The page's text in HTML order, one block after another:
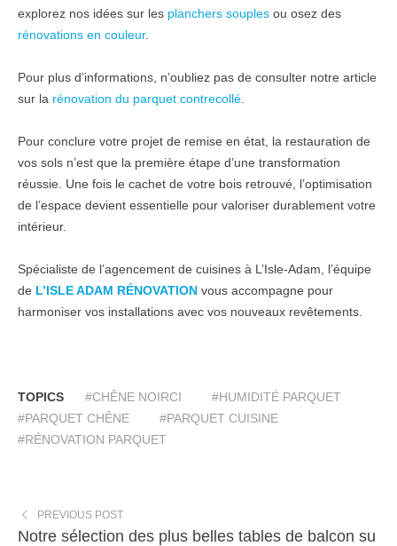
explorez nos idées sur les planchers souples ou osez des
rénovations en couleur.
Pour plus d’informations, n’oubliez pas de consulter notre article
sur la rénovation du parquet contrecollé
Pour conclure votre projet de remise en état, la restauration de
vos sols n’est que la première étape d’une transformation
réussie. Une fois le cachet de votre bois retrouvé, l’optimisation
de l’espace devient essentielle pour valoriser durablement votre
intérieur.
Spécialiste de l’agencement de cuisines à L’Isle-Adam, l’équipe
de L’ISLE ADAM RÉNOVATION vous accompagne pour
harmoniser vos installations avec vos nouveaux revêtements.
TOPICS #CHÊNE NOIRCI
#HUMIDITÉ PARQUET
#PARQUET CHÊNE
#PARQUET CUISINE
#RÉNOVATION PARQUET
PREVIOUS POST
Notre sélection des plus belles tables de balcon su